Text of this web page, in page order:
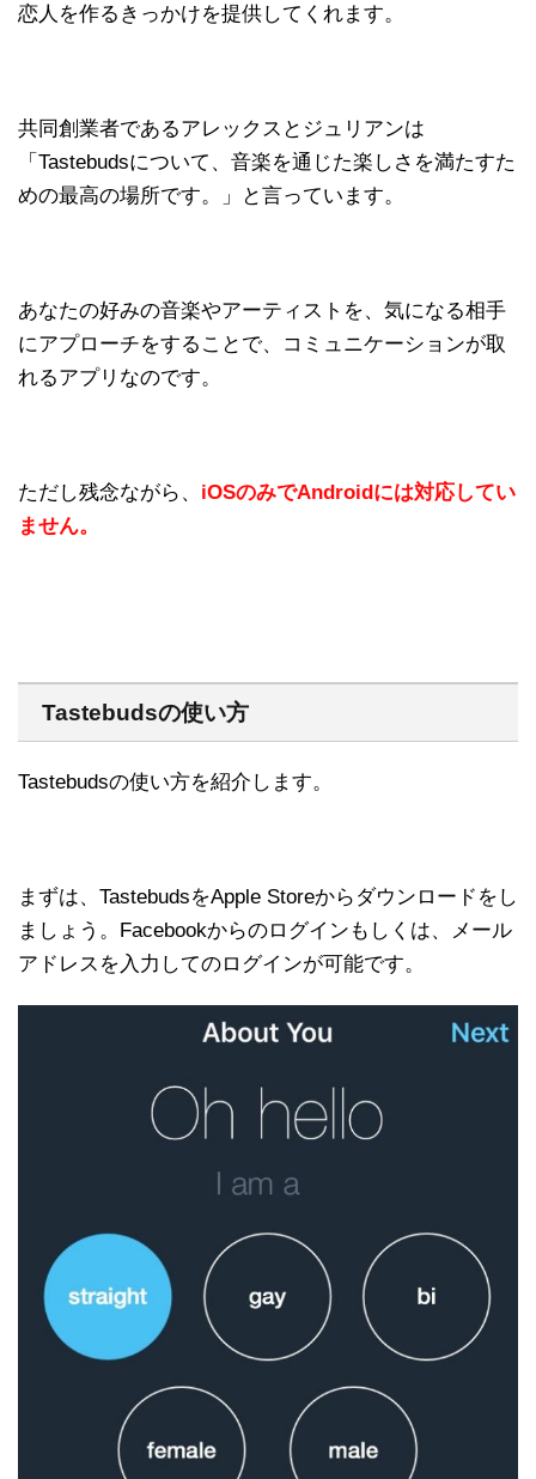
恋人を作るきっかけを提供してくれます。
共同創業者であるアレックスとジュリアンは
「Tastebudsについて、音楽を通じた楽しさを満たすた
めの最高の場所です。」と言っています。
あなたの好みの音楽やアーティストを、気になる相手
にアプローチをすることで、コミュニケーションが取
れるアプリなのです。
ただし残念ながら、 iOSのみでAndroidには対応してい
ません。
Tastebudsの使い方
Tastebudsの使い方を紹介します。
まずは、TastebudsをApple Storeからダウンロードをし
ましょう。Facebookからのログインもしくは、メール
アドレスを入力してのログインが可能です。